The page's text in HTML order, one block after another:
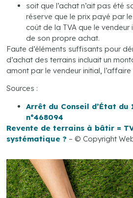
soit que l’achat n’ait pas été
réserve que le prix payé par
coût de la TVA que le vendeur
de son propre achat.
Faute d’éléments suffisants pour
d’achat des terrains incluait un
amont par le vendeur initial,
Sources :
Arrêt du Conseil d’État du
n°468094
Revente de terrains à bâtir =
systématique ? – © Copyright